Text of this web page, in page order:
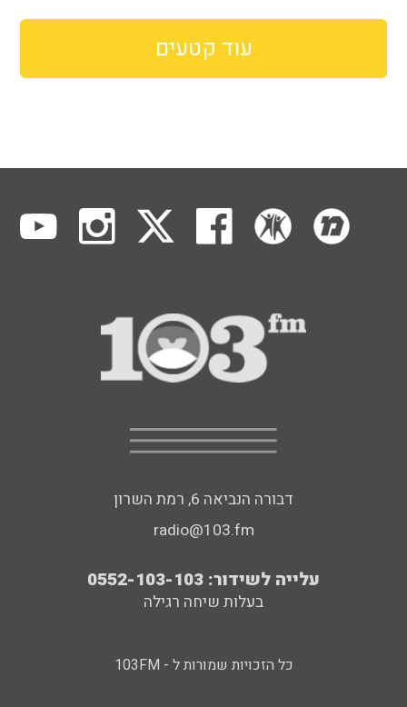
עוד קטעים
דבורה הנביאה 6, רמת השרון
radio@103.fm
עלייה לשידור: 0552-103-103
בעלות שיחה רגילה
כל הזכויות שמורות ל - 103FM